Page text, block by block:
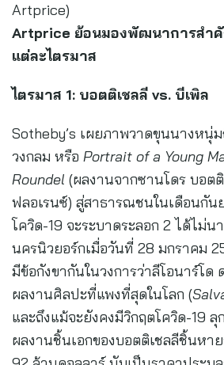
Artprice)
Artprice ย้อนมองพัฒนาการสำ
แต่ละไตรมาส
ไตรมาส 1: บอตติเชลลี vs. บีเพิล
Sotheby’s เผยภาพวาดขุนนางหนุ่
วงกลม หรือ Portrait of a Young
Roundel (ผลงานจากซานโดร บอต
ฟลอเรนซ์) สู่สาธารณชนในเดือนกั
โควิด-19 จะระบาดระลอก 2 ได้ไม่น
นครนิวยอร์กเมื่อวันที่ 28 มกราคม
มีข้อกังขากันในวงการว่าลีโอนาร์โด
ผลงานศิลปะที่แพงที่สุดในโลก (
และถึงแม้จะยังคงมีวิกฤตโควิด-19
ผลงานชิ้นเอกของบอตติเชลลีชิ้นหา